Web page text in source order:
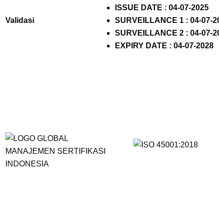
Validasi
ISSUE DATE : 04-07-2025
SURVEILLANCE 1 : 04-07-
SURVEILLANCE 2 : 04-07-
EXPIRY DATE : 04-07-2028